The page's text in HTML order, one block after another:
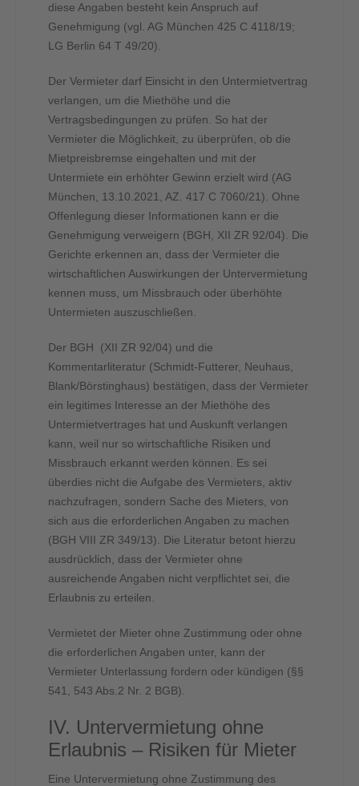
diese Angaben besteht kein Anspruch auf
Genehmigung (vgl. AG München 425 C 4118/19;
LG Berlin 64 T 49/20).
Der Vermieter darf Einsicht in den Untermietvertrag
verlangen, um die Miethöhe und die
Vertragsbedingungen zu prüfen. So hat der
Vermieter die Möglichkeit, zu überprüfen, ob die
Mietpreisbremse eingehalten und mit der
Untermiete ein erhöhter Gewinn erzielt wird (AG
München, 13.10.2021, AZ. 417 C 7060/21). Ohne
Offenlegung dieser Informationen kann er die
Genehmigung verweigern (BGH, XII ZR 92/04). Die
Gerichte erkennen an, dass der Vermieter die
wirtschaftlichen Auswirkungen der Untervermietung
kennen muss, um Missbrauch oder überhöhte
Untermieten auszuschließen.
Der BGH (XII ZR 92/04) und die
Kommentarliteratur (Schmidt-Futterer, Neuhaus,
Blank/Börstinghaus) bestätigen, dass der Vermieter
ein legitimes Interesse an der Miethöhe des
Untermietvertrages hat und Auskunft verlangen
kann, weil nur so wirtschaftliche Risiken und
Missbrauch erkannt werden können. Es sei
überdies nicht die Aufgabe des Vermieters, aktiv
nachzufragen, sondern Sache des Mieters, von
sich aus die erforderlichen Angaben zu machen
(BGH VIII ZR 349/13). Die Literatur betont hierzu
ausdrücklich, dass der Vermieter ohne
ausreichende Angaben nicht verpflichtet sei, die
Erlaubnis zu erteilen.
Vermietet der Mieter ohne Zustimmung oder ohne
die erforderlichen Angaben unter, kann der
Vermieter Unterlassung fordern oder kündigen (§§
541, 543 Abs.2 Nr. 2 BGB).
IV. Untervermietung ohne
Erlaubnis – Risiken für Mieter
Eine Untervermietung ohne Zustimmung des